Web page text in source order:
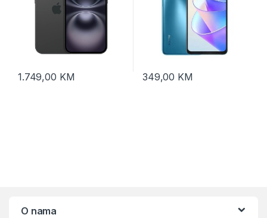
1.749,00 KM 349,00 KM
O nama